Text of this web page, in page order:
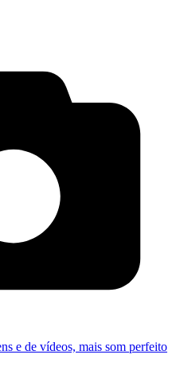
e de vídeos, mais som perfeito